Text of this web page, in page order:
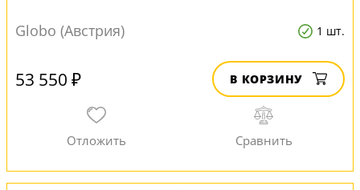
Globo (Австрия) 1 шт.
53 550 ₽ В КОРЗИНУ